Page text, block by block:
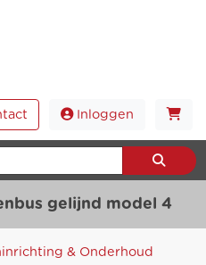
Inloggen
gelijnd model 4
& Onderhoud